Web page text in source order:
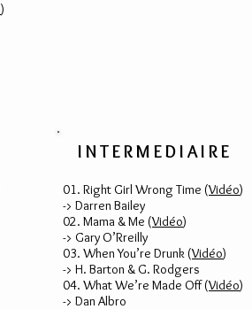
)
INTERMEDIAIRE
01. Right Girl Wrong Time (Vidéo)
-> Darren Bailey
02. Mama & Me (Vidéo)
-> Gary O’Rreilly
03. When You’re Drunk (Vidéo)
-> H. Barton & G. Rodgers
04. What We’re Made Off (Vidéo)
-> Dan Albro